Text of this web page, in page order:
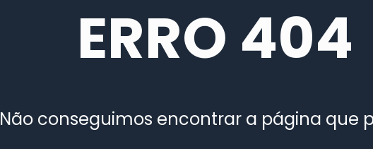
ERRO 404
Não conseguimos encontrar a página que